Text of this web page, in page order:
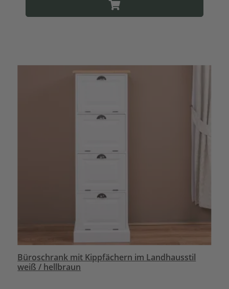
Büroschrank mit Kippfächern im Landhausstil
weiß / hellbraun